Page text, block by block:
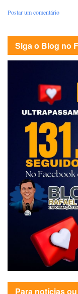
Postar um comentário
Siga o Blog no
Para notícias